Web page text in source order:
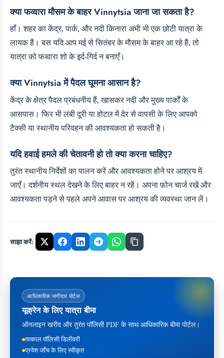
क्या फव्वारा मौसम के बाहर Vinnytsia जाना जा सकता है?
हाँ। शहर का केंद्र, पार्क, और नदी किनारा अभी भी एक छोटी यात्रा के
लायक हैं। बस यदि आप मई से सितंबर के मौसम के बाहर आ रहे हैं, तो
यात्रा को फव्वारा शो के इर्द-गिर्द न बनाएँ।
क्या Vinnytsia में पैदल घूमना आसान है?
केंद्र के क्षेत्र पैदल प्रबंधनीय हैं, खासकर नदी और मुख्य पार्कों के
आसपास। फिर भी लंबी दूरी या होटल में देर से वापसी के लिए आपको
टैक्सी या स्थानीय परिवहन की आवश्यकता हो सकती है।
यदि हवाई हमले की चेतावनी हो तो क्या करना चाहिए?
तुरंत स्थानीय निर्देशों का पालन करें और आवश्यकता होने पर आश्रय में
जाएँ। दर्शनीय स्थल देखने के लिए बाहर न रहें। अपना फ़ोन चार्ज रखें और
आवश्यकता पड़ने से पहले अपने आवास पर आश्रय की व्यवस्था जान लें।
साझा करें:
आधिकारिक भागीदार पोर्टल
यूक्रेन के लिए यात्रा बीमा
ऑनलाइन खरीद और तुरंत पॉलिसी PDF के साथ आधिकारिक बीमा पोर्टल।
तत्काल पॉलिसी डिलीवरी
प्रवेश जाँच के लिए स्वीकृत